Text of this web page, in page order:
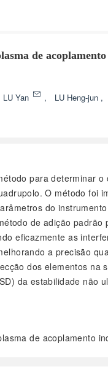
de
LU Yan , LU Heng-jun ,
para determinar
O método foi
do
de adição
eficazmente as
a precisão
dos elementos
da estabilidade não
de acoplamento